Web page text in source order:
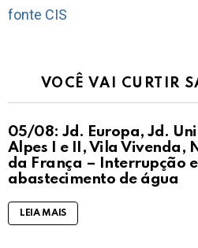
fonte CIS
VOCÊ VAI CURTIR
05/08: Jd. Europa, Jd.
Alpes I e II, Vila Vivenda,
da França – Interrupção
abastecimento de água
LEIA MAIS